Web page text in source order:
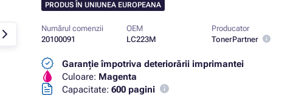
PRODUS ÎN UNIUNEA EUROPEANA
Numărul comenzii
20100091
OEM
LC223M
Producator
TonerPartner
Garanție împotriva deteriorării imprimantei
Culoare: Magenta
Capacitate: 600 pagini